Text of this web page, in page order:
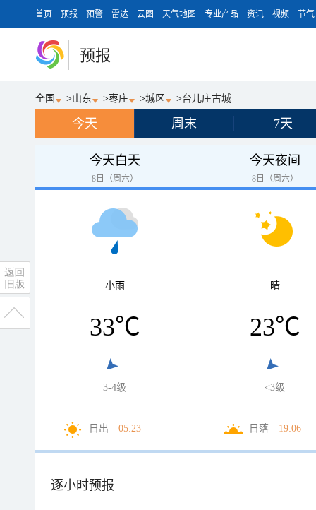
首页 预报 预警 雷达 云图 天气地图 专业产品 资讯 视频 节气
预报
全国 >山东 >枣庄 >城区 >台儿庄古城
今天 周末 7天
今天白天
8日（周六）
小雨
33℃
3-4级
日出 05:23
今天夜间
8日（周六）
晴
23℃
<3级
日落 19:06
逐小时预报